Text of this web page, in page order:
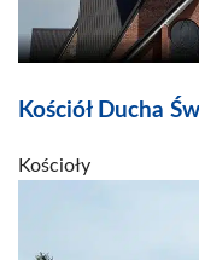
Kościół Ducha
Kościoły